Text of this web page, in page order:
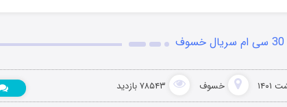
خسوف ۷۸۵۴۳ بازدید